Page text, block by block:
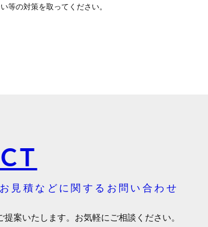
等の対策を取ってください。
見積などに関するお問い合わせ
案いたします。お気軽にご相談ください。